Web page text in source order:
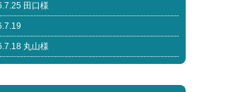
田口様
丸山様